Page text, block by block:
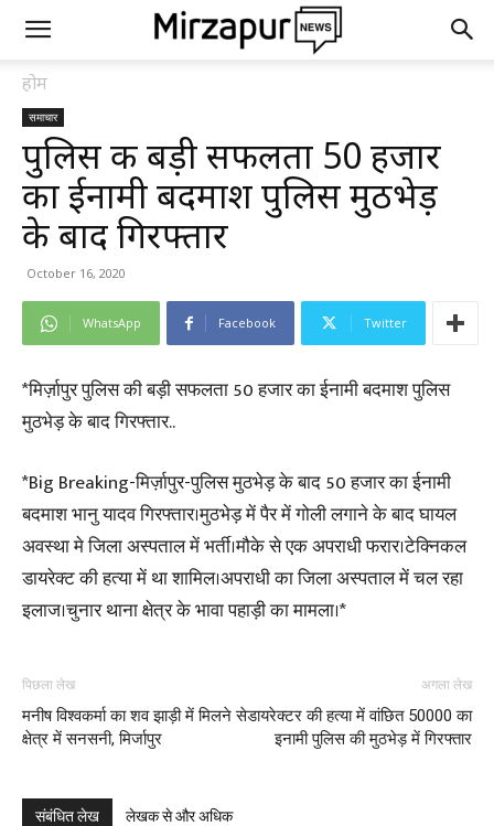
होम
समाचार
पुलिस की बड़ी सफलता 50 हजार
का ईनामी बदमाश पुलिस मुठभेड़
के बाद गिरफ्तार
October 16, 2020
WhatsApp Facebook Twitter
*मिर्ज़ापुर पुलिस की बड़ी सफलता 50 हजार का ईनामी बदमाश पुलिस
मुठभेड़ के बाद गिरफ्तार..
*Big Breaking-मिर्ज़ापुर-पुलिस मुठभेड़ के बाद 50 हजार का ईनामी
बदमाश भानु यादव गिरफ्तार।मुठभेड़ में पैर में गोली लगाने के बाद घायल
अवस्था मे जिला अस्पताल में भर्ती।मौके से एक अपराधी फरार।टेक्निकल
डायरेक्ट की हत्या में था शामिल।अपराधी का जिला अस्पताल में चल रहा
इलाज।चुनार थाना क्षेत्र के भावा पहाड़ी का मामला।*
पिछला लेख
मनीष विश्वकर्मा का शव झाड़ी में मिलने से
क्षेत्र में सनसनी, मिर्जापुर
अगला लेख
डायरेक्टर की हत्या में वांछित 50000 का
इनामी पुलिस की मुठभेड़ में गिरफ्तार
संबंधित लेख लेखक से और अधिक